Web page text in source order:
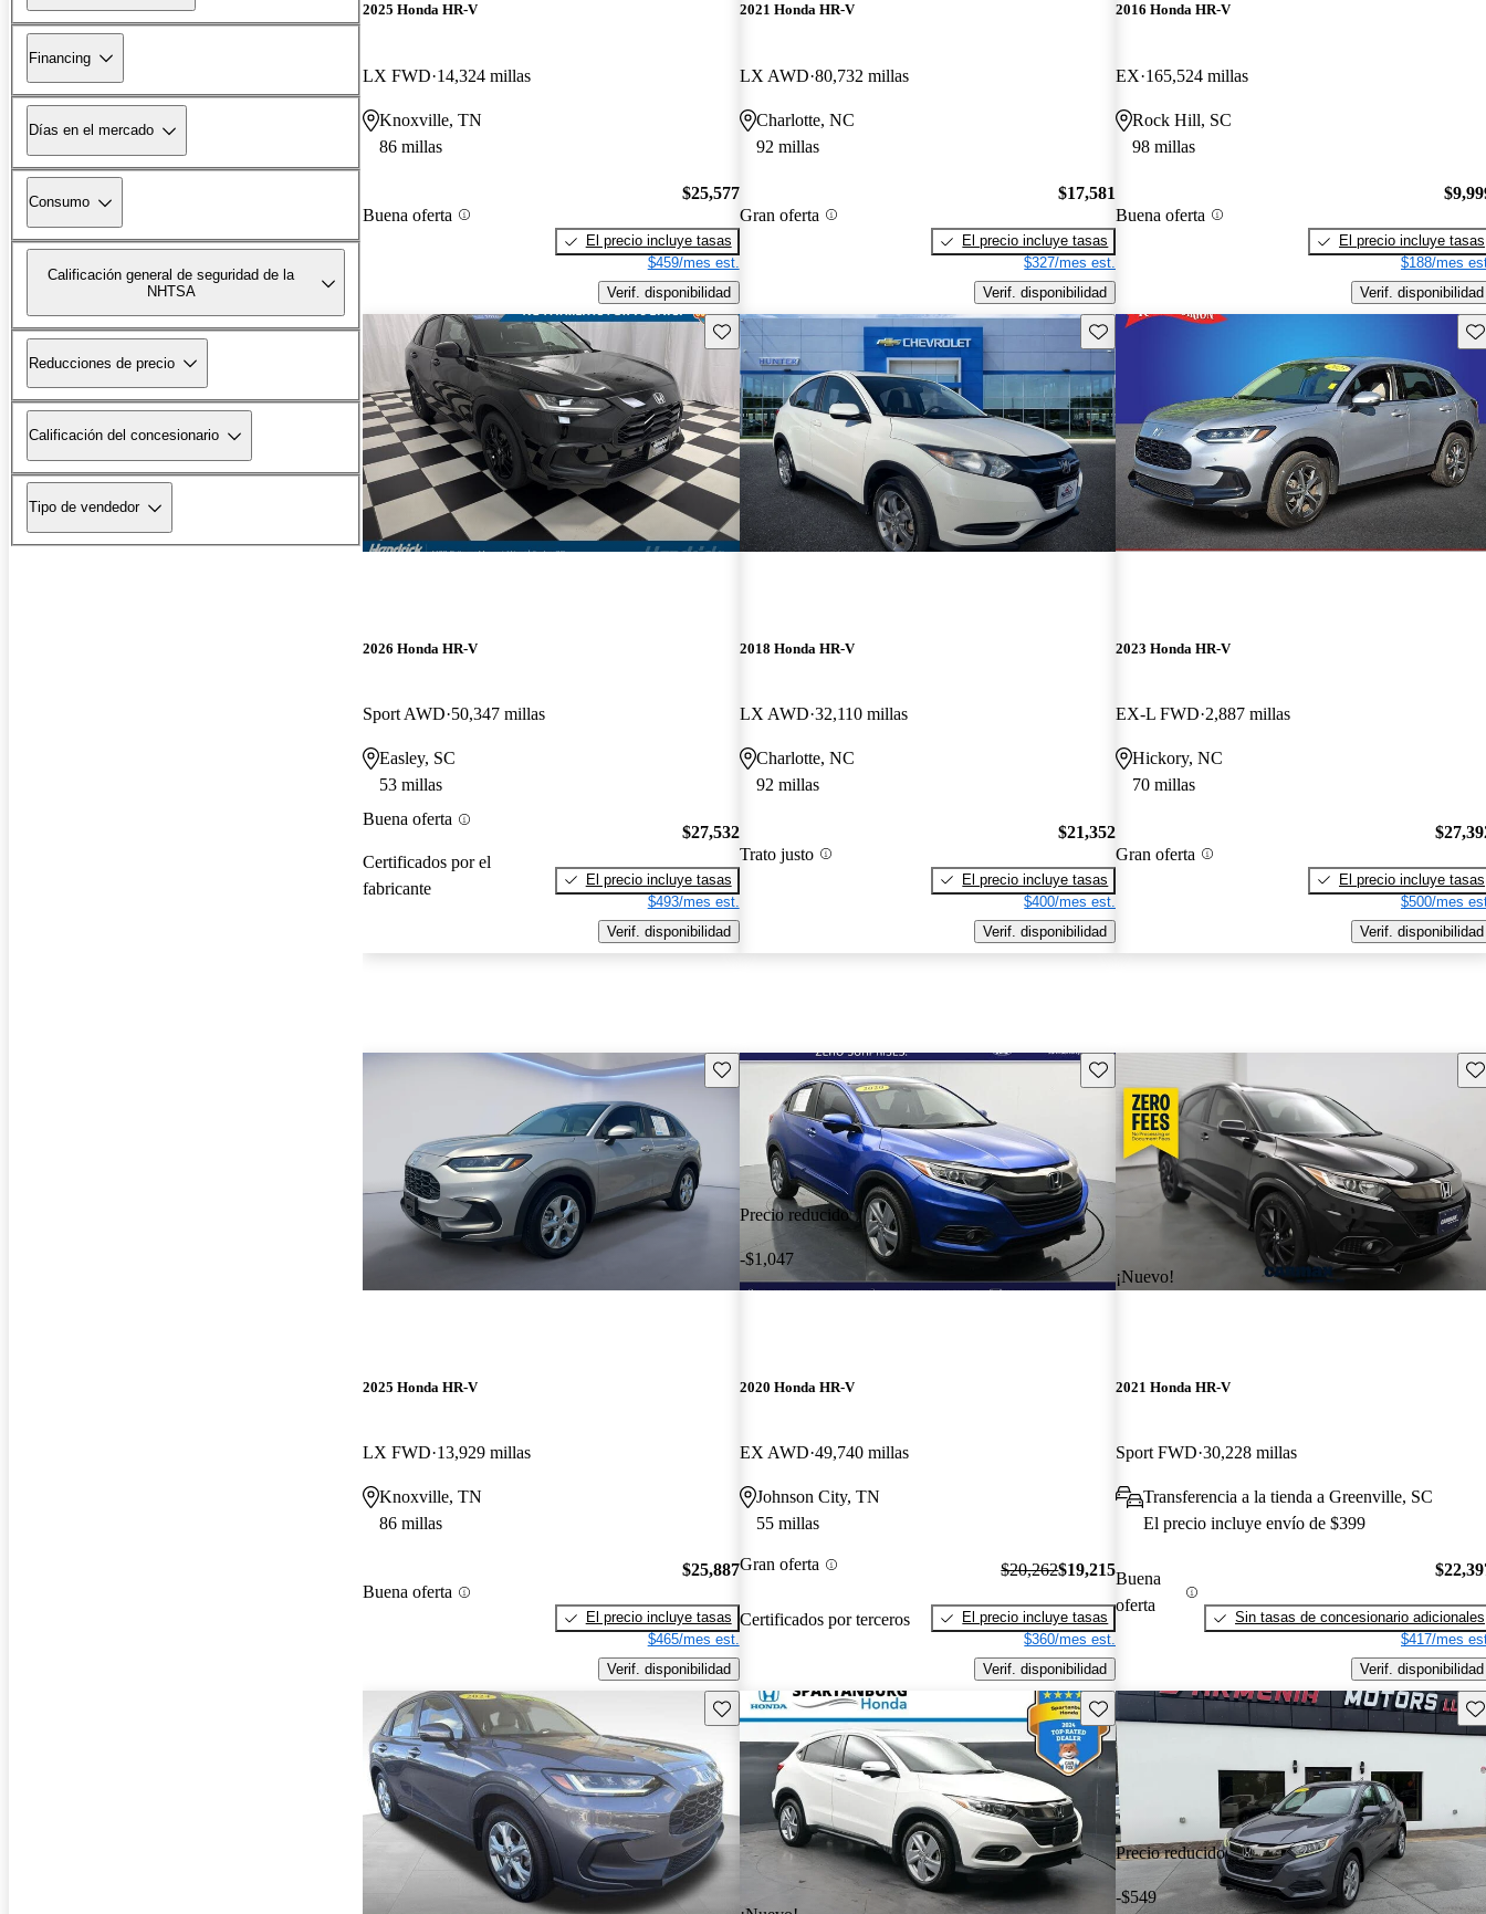
Financing
Días en el mercado
Consumo
Calificación general de seguridad de la
NHTSA
Reducciones de precio
Calificación del concesionario
Tipo de vendedor
2025 Honda HR-V
LX FWD 14,324 millas
Knoxville, TN
86 millas
Buena oferta
$25,577
El precio incluye tasas
$459/mes est.
Verif. disponibilidad
2021 Honda HR-V
LX AWD 80,732 millas
Charlotte, NC
92 millas
Gran oferta
$17,581
El precio incluye tasas
$327/mes est.
Verif. disponibilidad
2016 Honda HR-V
EX 165,524 millas
Rock Hill, SC
98 millas
Buena oferta
El precio incluye tasas
$188/mes
Verif. disponibilidad
Guarda este Aviso
2026 Honda HR-V
Sport AWD 50,347 millas
Easley, SC
53 millas
Buena oferta
Certificados por el
fabricante
$27,532
El precio incluye tasas
$493/mes est.
Verif. disponibilidad
Guarda este Aviso
2018 Honda HR-V
LX AWD 32,110 millas
Charlotte, NC
92 millas
Trato justo
$21,352
El precio incluye tasas
$400/mes est.
Verif. disponibilidad
2023 Honda HR-V
EX-L FWD 2,887 millas
Hickory, NC
70 millas
Gran oferta
El precio incluye tasas
$500/mes
Verif. disponibilidad
Guarda este Aviso
2025 Honda HR-V
LX FWD 13,929 millas
Knoxville, TN
86 millas
Buena oferta
$25,887
El precio incluye tasas
$465/mes est.
Verif. disponibilidad
Precio reducido
-$1,047
Guarda este Aviso
2020 Honda HR-V
EX AWD 49,740 millas
Johnson City, TN
55 millas
Gran oferta
Certificados por terceros
$20,262$19,215
El precio incluye tasas
$360/mes est.
Verif. disponibilidad
¡Nuevo!
2021 Honda HR-V
Sport FWD 30,228 millas
Transferencia a la tienda a Greenville, SC
El precio incluye envío de $399
Buena
oferta
Sin tasas de concesionario adicionales
$417/mes
Verif. disponibilidad
Guarda este Aviso Guarda este Aviso
Precio reducido
-$549